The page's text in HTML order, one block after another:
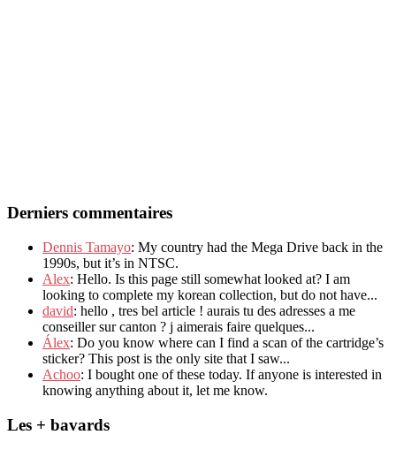
Derniers commentaires
Dennis Tamayo: My country had the Mega Drive back in the
1990s, but it’s in NTSC.
Alex: Hello. Is this page still somewhat looked at? I am
looking to complete my korean collection, but do not have...
david: hello , tres bel article ! aurais tu des adresses a me
conseiller sur canton ? j aimerais faire quelques...
Álex: Do you know where can I find a scan of the cartridge’s
sticker? This post is the only site that I saw...
Achoo: I bought one of these today. If anyone is interested in
knowing anything about it, let me know.
Les + bavards